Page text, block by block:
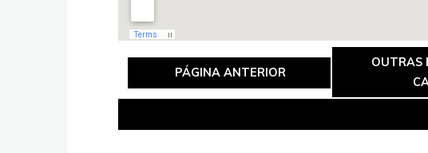
PÁGINA ANTERIOR
OUTRAS